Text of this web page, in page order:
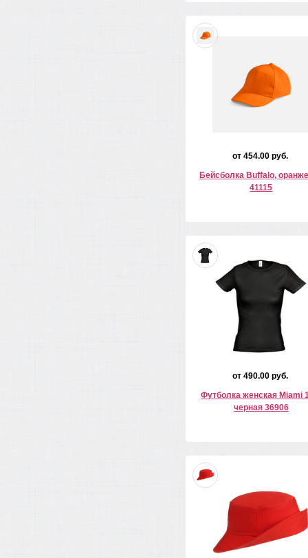
от 454.00 руб.
Бейсболка Buffalo,
41115
от 490.00 руб.
Футболка женская Miami
черная 36906